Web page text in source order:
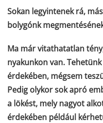
Sokan legyintenek rá,
bolygónk
Ma már vitathatatlan
nyakunkon van.
érdekében, mégsem
Pedig olykor sok apró
a lökést, mely nagyot
érdekében például